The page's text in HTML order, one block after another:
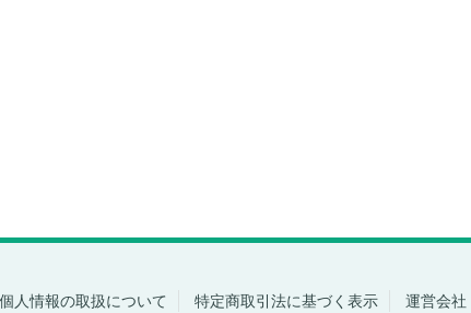
個人情報の取扱について 特定商取引法に基づく表示 運営会社